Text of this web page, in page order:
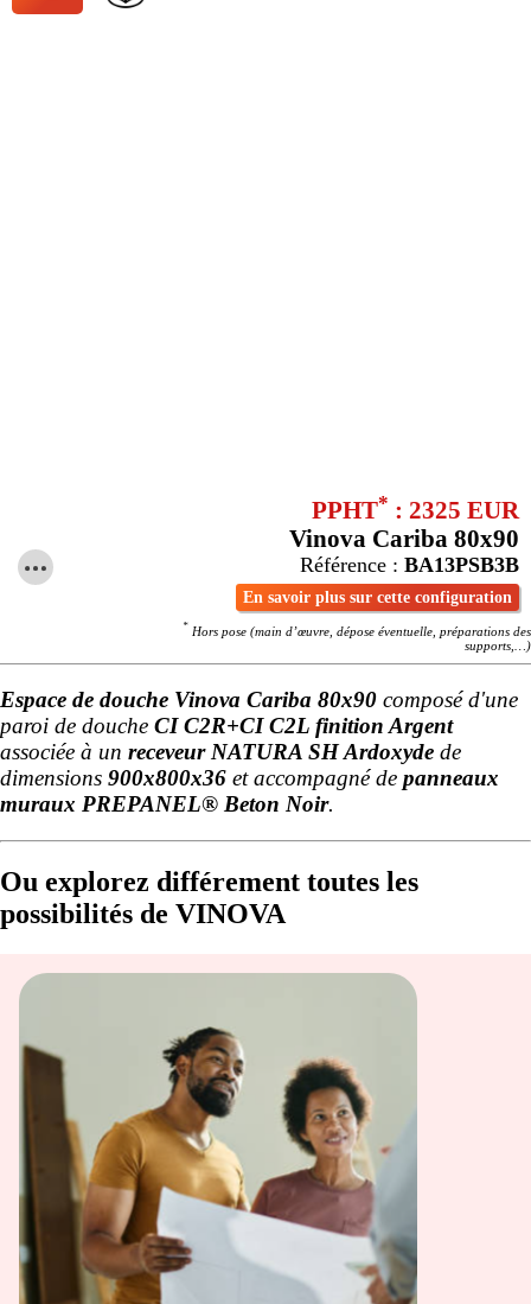
PPHT* : 2325 EUR
Vinova Cariba 80x90
Référence : BA13PSB3B
En savoir plus sur cette configuration
* Hors pose (main d’œuvre, dépose éventuelle, préparations des
supports,…)
Espace de douche Vinova Cariba 80x90 composé d'une
paroi de douche CI C2R+CI C2L finition Argent
associée à un receveur NATURA SH Ardoxyde de
dimensions 900x800x36 et accompagné de panneaux
muraux PREPANEL® Beton Noir.
Ou explorez différement toutes les
possibilités de VINOVA